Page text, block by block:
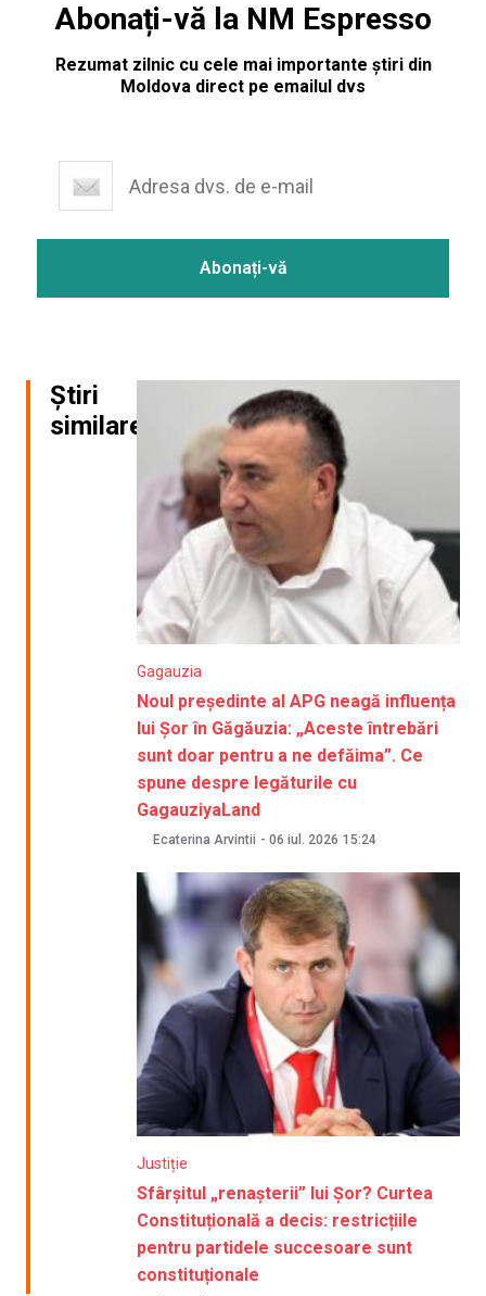
Abonați-vă la NM Espresso
Rezumat zilnic cu cele mai importante știri din
Moldova direct pe emailul dvs
Știri
similare
Gagauzia
Noul președinte al APG neagă influența
lui Șor în Găgăuzia: „Aceste întrebări
sunt doar pentru a ne defăima”. Ce
spune despre legăturile cu
GagauziyaLand
Ecaterina Arvintii - 06 iul. 2026 15:24
Justiție
Sfârșitul „renașterii” lui Șor? Curtea
Constituțională a decis: restricțiile
pentru partidele succesoare sunt
constituționale